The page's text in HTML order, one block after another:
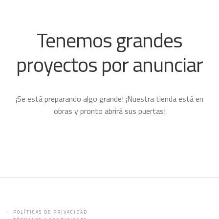
Tenemos grandes
proyectos por anunciar
¡Se está preparando algo grande! ¡Nuestra tienda está en
obras y pronto abrirá sus puertas!
POLÍTICAS DE PRIVACIDAD